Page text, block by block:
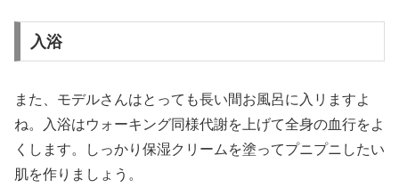
入浴
また、モデルさんはとっても長い間お風呂に入リますよ
ね。入浴はウォーキング同様代謝を上げて全身の血行をよ
くします。しっかり保湿クリームを塗ってプニプニしたい
肌を作りましょう。